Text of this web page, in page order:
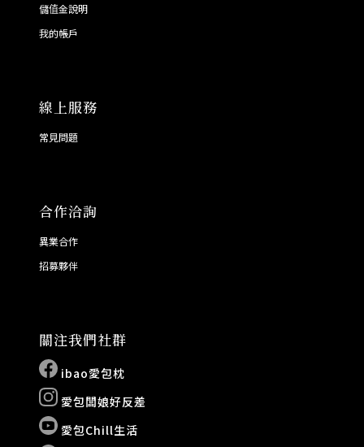
儲值金說明
我的帳戶
線上服務
常見問題
合作洽詢
異業合作
招募夥伴
關注我們社群
ibao愛包枕
愛包闆娘好反差
愛包Chill生活